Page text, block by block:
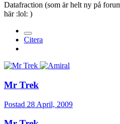
Datafraction (som är helt ny på
här :lol: )
Citera
Mr Trek
Postad 28 April, 2009